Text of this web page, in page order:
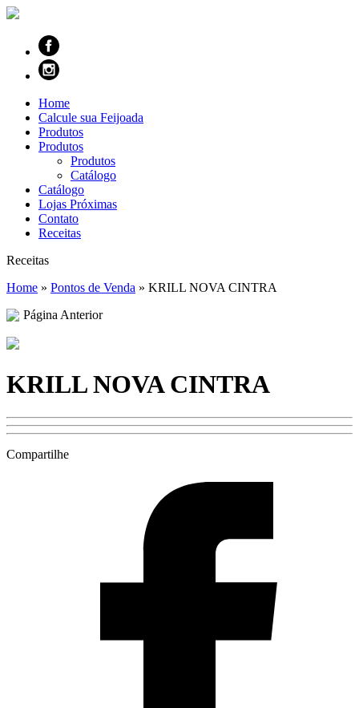
Home
Calcule sua Feijoada
Produtos
Produtos
Produtos
Catálogo
Catálogo
Lojas Próximas
Contato
Receitas
Receitas
Home » Pontos de Venda » KRILL NOVA CINTRA
Página Anterior
KRILL NOVA CINTRA
Compartilhe